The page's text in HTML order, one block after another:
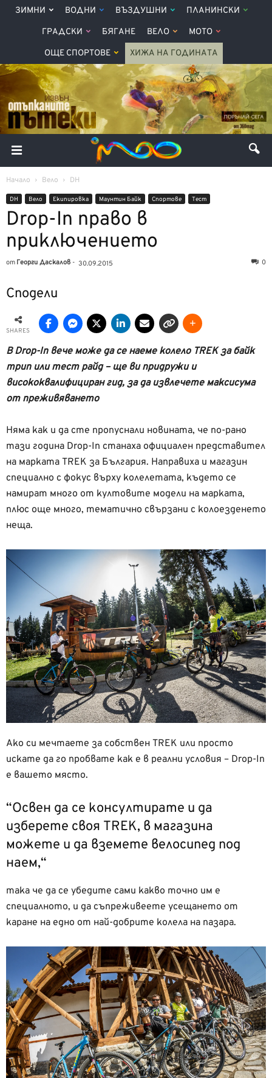
ЗИМНИ ВОДНИ ВЪЗДУШНИ ПЛАНИНСКИ
ГРАДСКИ БЯГАНЕ ВЕЛО МОТО
ОЩЕ СПОРТОВЕ ХИЖА НА ГОДИНАТА
Начало Вело DH
DH Вело Екипировка Маунтин Байк Спортове Тест
Drop-In право в
приключението
от Георги Даскалов - 30.09.2015 0
Сподели
SHARES
В Drop-In вече може да се наеме колело TREK за байк
трип или тест райд – ще ви придружи и
висококвалифициран гид, за да извлечете максисума
от преживяването
Няма как и да сте пропуснали новината, че по-рано
тази година Drop-In станаха официален представител
на марката TREK за България. Направиха и магазин
специално с фокус върху колелетата, където се
намират много от култовите модели на марката,
плюс още много, тематично свързани с колоезденето
неща.
Ако си мечтаете за собствен TREK или просто
искате да го пробвате как е в реални условия – Drop-In
е вашето място.
“Освен да се консултирате и да
изберете своя TREK, в магазина
можете и да вземете велосипед под
наем,“
така че да се убедите сами какво точно им е
специалното, и да съпреживеете усещането от
каране на едно от най-добрите колела на пазара.